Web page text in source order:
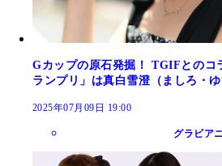
Gカップの原石発掘！ TGIFとのコ
ランプリ」は真白雪澄（ましろ・ゆ
2025年07月09日 19:00
グラビア